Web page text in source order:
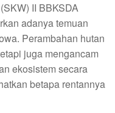
II BBKSDA
adanya temuan
Perambahan hutan
juga mengancam
ekosistem secara
betapa rentannya